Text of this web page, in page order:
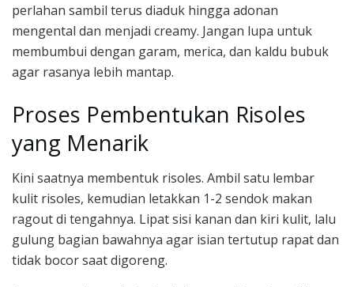
perlahan sambil terus diaduk hingga adonan
mengental dan menjadi creamy. Jangan lupa untuk
membumbui dengan garam, merica, dan kaldu bubuk
agar rasanya lebih mantap.
Proses Pembentukan Risoles
yang Menarik
Kini saatnya membentuk risoles. Ambil satu lembar
kulit risoles, kemudian letakkan 1-2 sendok makan
ragout di tengahnya. Lipat sisi kanan dan kiri kulit, lalu
gulung bagian bawahnya agar isian tertutup rapat dan
tidak bocor saat digoreng.